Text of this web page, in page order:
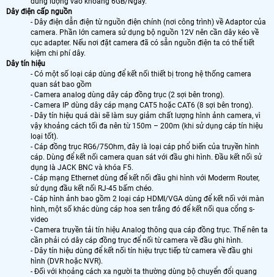
Dây điện cấp nguồn
- Dây điện dẫn điện từ nguồn điện chính (nơi công trình) về Adaptor của
camera. Phần lớn camera sử dụng bộ nguồn 12V nên cần dây kéo về
cục adapter. Nếu nơi đặt camera đã có sẵn nguồn điện ta có thể tiết
kiệm chi phí dây.
Dây tín hiệu
- Có một số loại cáp dùng để kết nối thiết bị trong hệ thống camera
quan sát bao gồm
- Camera analog dùng dây cáp đồng trục (2 sợi bên trong).
- Camera IP dùng dây cáp mạng CAT5 hoặc CAT6 (8 sợi bên trong).
- Dây tín hiệu quá dài sẽ làm suy giảm chất lượng hình ảnh camera, vì
vậy khoảng cách tối đa nên từ 150m – 200m (khi sử dụng cáp tín hiệu
loại tốt).
- Cáp đồng trục RG6/75Ohm, đây là loại cáp phổ biến của truyền hình
cáp. Dùng để kết nối camera quan sát với đầu ghi hình. Đầu kết nối sử
dụng là JACK BNC và khóa F5.
- Cáp mạng Ethernet dùng để kết nối đầu ghi hình với Moderm Router,
sử dụng đầu kết nối RJ-45 bấm chéo.
- Cáp hình ảnh bao gồm 2 loại cáp HDMI/VGA dùng để kết nối với màn
hình, một số khác dùng cáp hoa sen trắng đó để kết nối qua cổng s-
video
- Camera truyền tải tín hiệu Analog thông qua cáp đồng trục. Thế nên ta
cần phải có dây cáp đồng trục để nối từ camera về đầu ghi hình.
- Dây tín hiệu dùng để kết nối tín hiệu trực tiếp từ camera về đầu ghi
hình (DVR hoặc NVR).
- Đối với khoảng cách xa người ta thường dùng bộ chuyển đổi quang